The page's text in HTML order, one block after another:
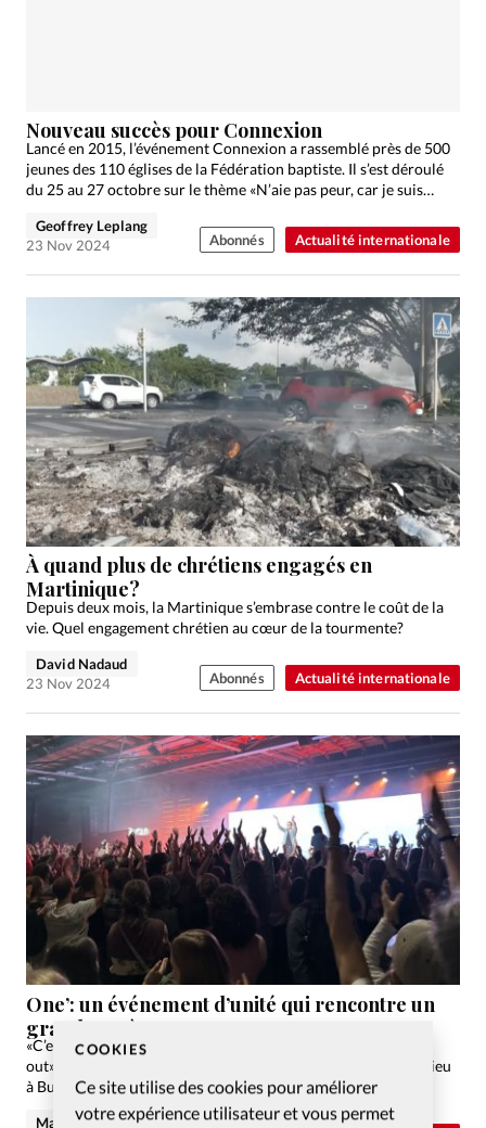
COOKIES
Ce site utilise des cookies pour améliorer
votre expérience utilisateur et vous permet
Actualité internationale
Nouveau succès pour Connexion
Lancé en 2015, l’événement Connexion a rassemblé près de 500
jeunes des 110 églises de la Fédération baptiste. Il s’est déroulé
du 25 au 27 octobre sur le thème «N’aie pas peur, car je suis…
Geoffrey Leplang
23 Nov 2024
Abonnés
Actualité internationale
À quand plus de chrétiens engagés en
Martinique?
Depuis deux mois, la Martinique s’embrase contre le coût de la
vie. Quel engagement chrétien au cœur de la tourmente?
David Nadaud
23 Nov 2024
Abonnés
One’: un événement d’unité qui rencontre un
grand succès
«C’est la deuxième édition consécutive que One’ se vit en sold
out», indiquent les organisateurs de la journée One’, qui a eu lieu
à Bulle (Suisse romande) le samedi 16 novembre.
Matthieu Schmidt